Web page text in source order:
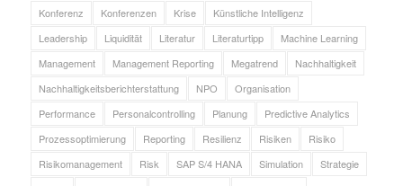
Konferenz
Konferenzen Krise
Künstliche Intelligenz
Leadership
Liquidität Literatur Literaturtipp
Machine Learning
Management
Management Reporting Megatrend
Nachhaltigkeit
Nachhaltigkeitsberichterstattung
NPO
Organisation
Performance
Personalcontrolling Planung
Predictive Analytics
Prozessoptimierung
Reporting Resilienz Risiken
Risiko
Risikomanagement
Risk SAP S/4 HANA Simulation
Strategie